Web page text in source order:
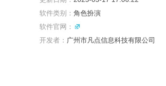
软件类别： 角色扮演
软件官网：
开发者： 广州市凡点信息科技有限公司